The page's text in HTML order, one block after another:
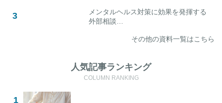
メンタルヘルス対策に効果を発揮する
外部相談…
その他の資料一覧はこちら
人気記事ランキング
COLUMN RANKING